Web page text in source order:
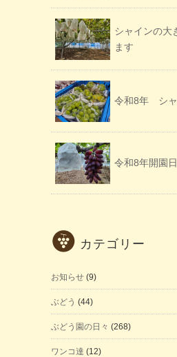
シャインの大
ます
令和8年 シャ
令和8年開園日
カテゴリー
お知らせ (9)
ぶどう (44)
ぶどう園の日々 (268)
ワンコ達 (12)